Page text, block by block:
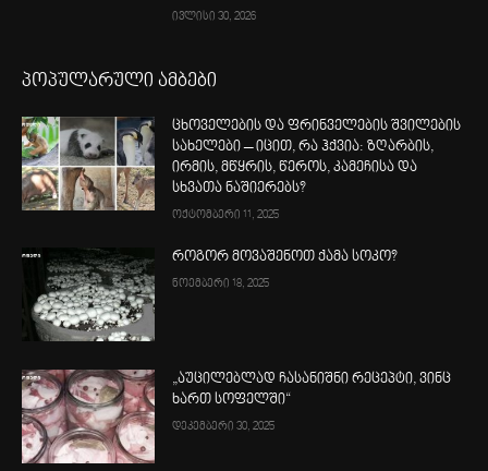
ივლისი 30, 2026
პოპულარული ამბები
ცხოველების და ფრინველების შვილების
სახელები – იცით, რა ჰქვია: ზღარბის,
ირმის, მწყრის, წეროს, კამეჩისა და
სხვათა ნაშიერებს?
ოქტომბერი 11, 2025
როგორ მოვაშენოთ ქამა სოკო?
ნოემბერი 18, 2025
„აუცილებლად ჩასანიშნი რეცეპტი, ვინც
ხართ სოფელში“
დეკემბერი 30, 2025